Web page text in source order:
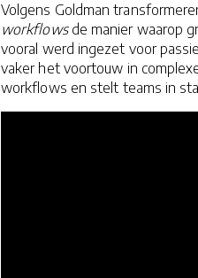
Volgens Goldman
workflowsde manier waarop
vooral werd ingezet voor
vaker het voortouw in
workflows en stelt teams in